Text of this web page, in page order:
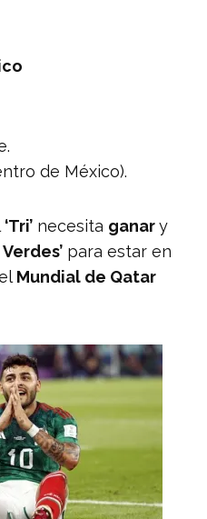
de México).
‘Tri’ necesita ganary
para estar en
Mundial de Qatar